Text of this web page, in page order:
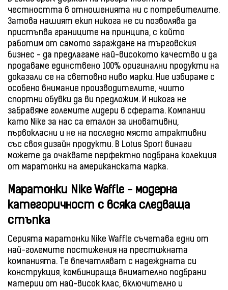
честността в отношенията ни с потребителите.
Затова нашият екип никога не си позволява да
пристъпва границите на принципа, с който
работим от самото зараждане на търговския
бизнес - да предлагаме най-високото качество и да
продаваме единствено 100% оригинални продукти на
доказали се на световно ниво марки. Ние избираме с
особено внимание производителите, чиито
спортни обувки да ви предложим. И никога не
забравяме големите лидери в сферата. Компании
като Nike за нас са еталон за иновативни,
първокласни и не на последно място атрактивни
със своя дизайн продукти. В Lotus Sport винаги
можете да очаквате перфектно подбрана колекция
от маратонки на американската марка.
Маратонки Nike Waffle - модерна
категоричност с всяка следваща
стъпка
Серията маратонки Nike Waffle съчетава едни от
най-големите постижения на престижната
компанията. Те впечатляват с надеждната си
конструкция, комбинираща внимателно подбрани
материи от най-висок клас, включително и